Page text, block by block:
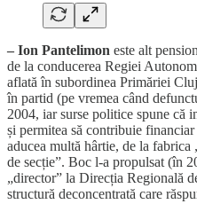
– Ion Pantelimon este alt
de la conducerea Regiei
aflată în subordinea Primăriei
în partid (pe vremea când
2004, iar surse politice spune că
și permitea să contribuie
aducea multă hârtie, de la fabrica
de secție”. Boc l-a propulsat (în
„director” la Direcția Regională
structură deconcentrată care